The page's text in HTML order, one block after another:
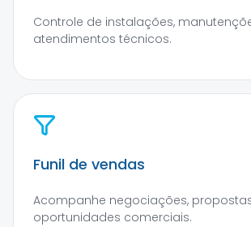
Controle de instalações,
atendimentos técnicos.
Funil de vendas
Acompanhe negociações,
oportunidades comerciais.